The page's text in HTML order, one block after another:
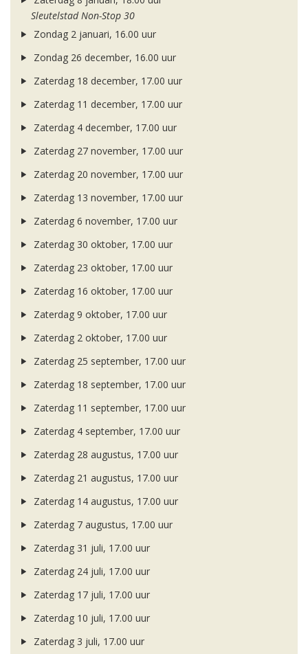
Sleutelstad Non-Stop 30
Zondag 2 januari, 16.00 uur
Zondag 26 december, 16.00 uur
Zaterdag 18 december, 17.00 uur
Zaterdag 11 december, 17.00 uur
Zaterdag 4 december, 17.00 uur
Zaterdag 27 november, 17.00 uur
Zaterdag 20 november, 17.00 uur
Zaterdag 13 november, 17.00 uur
Zaterdag 6 november, 17.00 uur
Zaterdag 30 oktober, 17.00 uur
Zaterdag 23 oktober, 17.00 uur
Zaterdag 16 oktober, 17.00 uur
Zaterdag 9 oktober, 17.00 uur
Zaterdag 2 oktober, 17.00 uur
Zaterdag 25 september, 17.00 uur
Zaterdag 18 september, 17.00 uur
Zaterdag 11 september, 17.00 uur
Zaterdag 4 september, 17.00 uur
Zaterdag 28 augustus, 17.00 uur
Zaterdag 21 augustus, 17.00 uur
Zaterdag 14 augustus, 17.00 uur
Zaterdag 7 augustus, 17.00 uur
Zaterdag 31 juli, 17.00 uur
Zaterdag 24 juli, 17.00 uur
Zaterdag 17 juli, 17.00 uur
Zaterdag 10 juli, 17.00 uur
Zaterdag 3 juli, 17.00 uur